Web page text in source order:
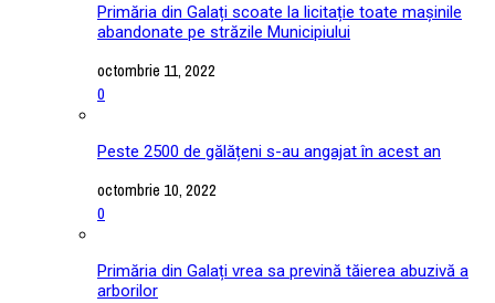
Primăria din Galați scoate la licitație toate mașinile
abandonate pe străzile Municipiului
octombrie 11, 2022
0
Peste 2500 de gălățeni s-au angajat în acest an
octombrie 10, 2022
0
Primăria din Galați vrea sa prevină tăierea abuzivă a
arborilor